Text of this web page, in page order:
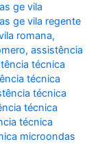
ge vila
ge vila regente
romana,
,assistência
técnica
técnica
técnica
técnica
técnica
microondas